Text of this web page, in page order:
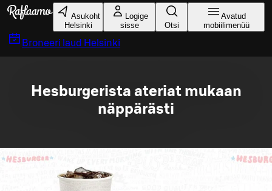
Liigu peamise sisu juurde
Asukoht
Helsinki
Logige
sisse
Otsi
Avatud
mobiilimenüü
Broneeri laud Helsinki
Hesburgerista ateriat mukaan
näppärästi